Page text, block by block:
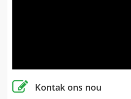
Kontak ons ​​nou